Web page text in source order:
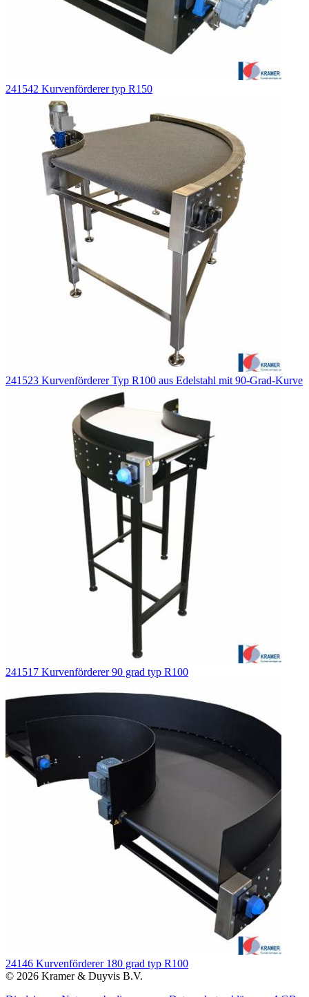
241542 Kurvenförderer typ R150
241523 Kurvenförderer Typ R100 aus Edelstahl mit 90-Grad-Kurve
241517 Kurvenförderer 90 grad typ R100
24146 Kurvenförderer 180 grad typ R100
© 2026 Kramer & Duyvis B.V.